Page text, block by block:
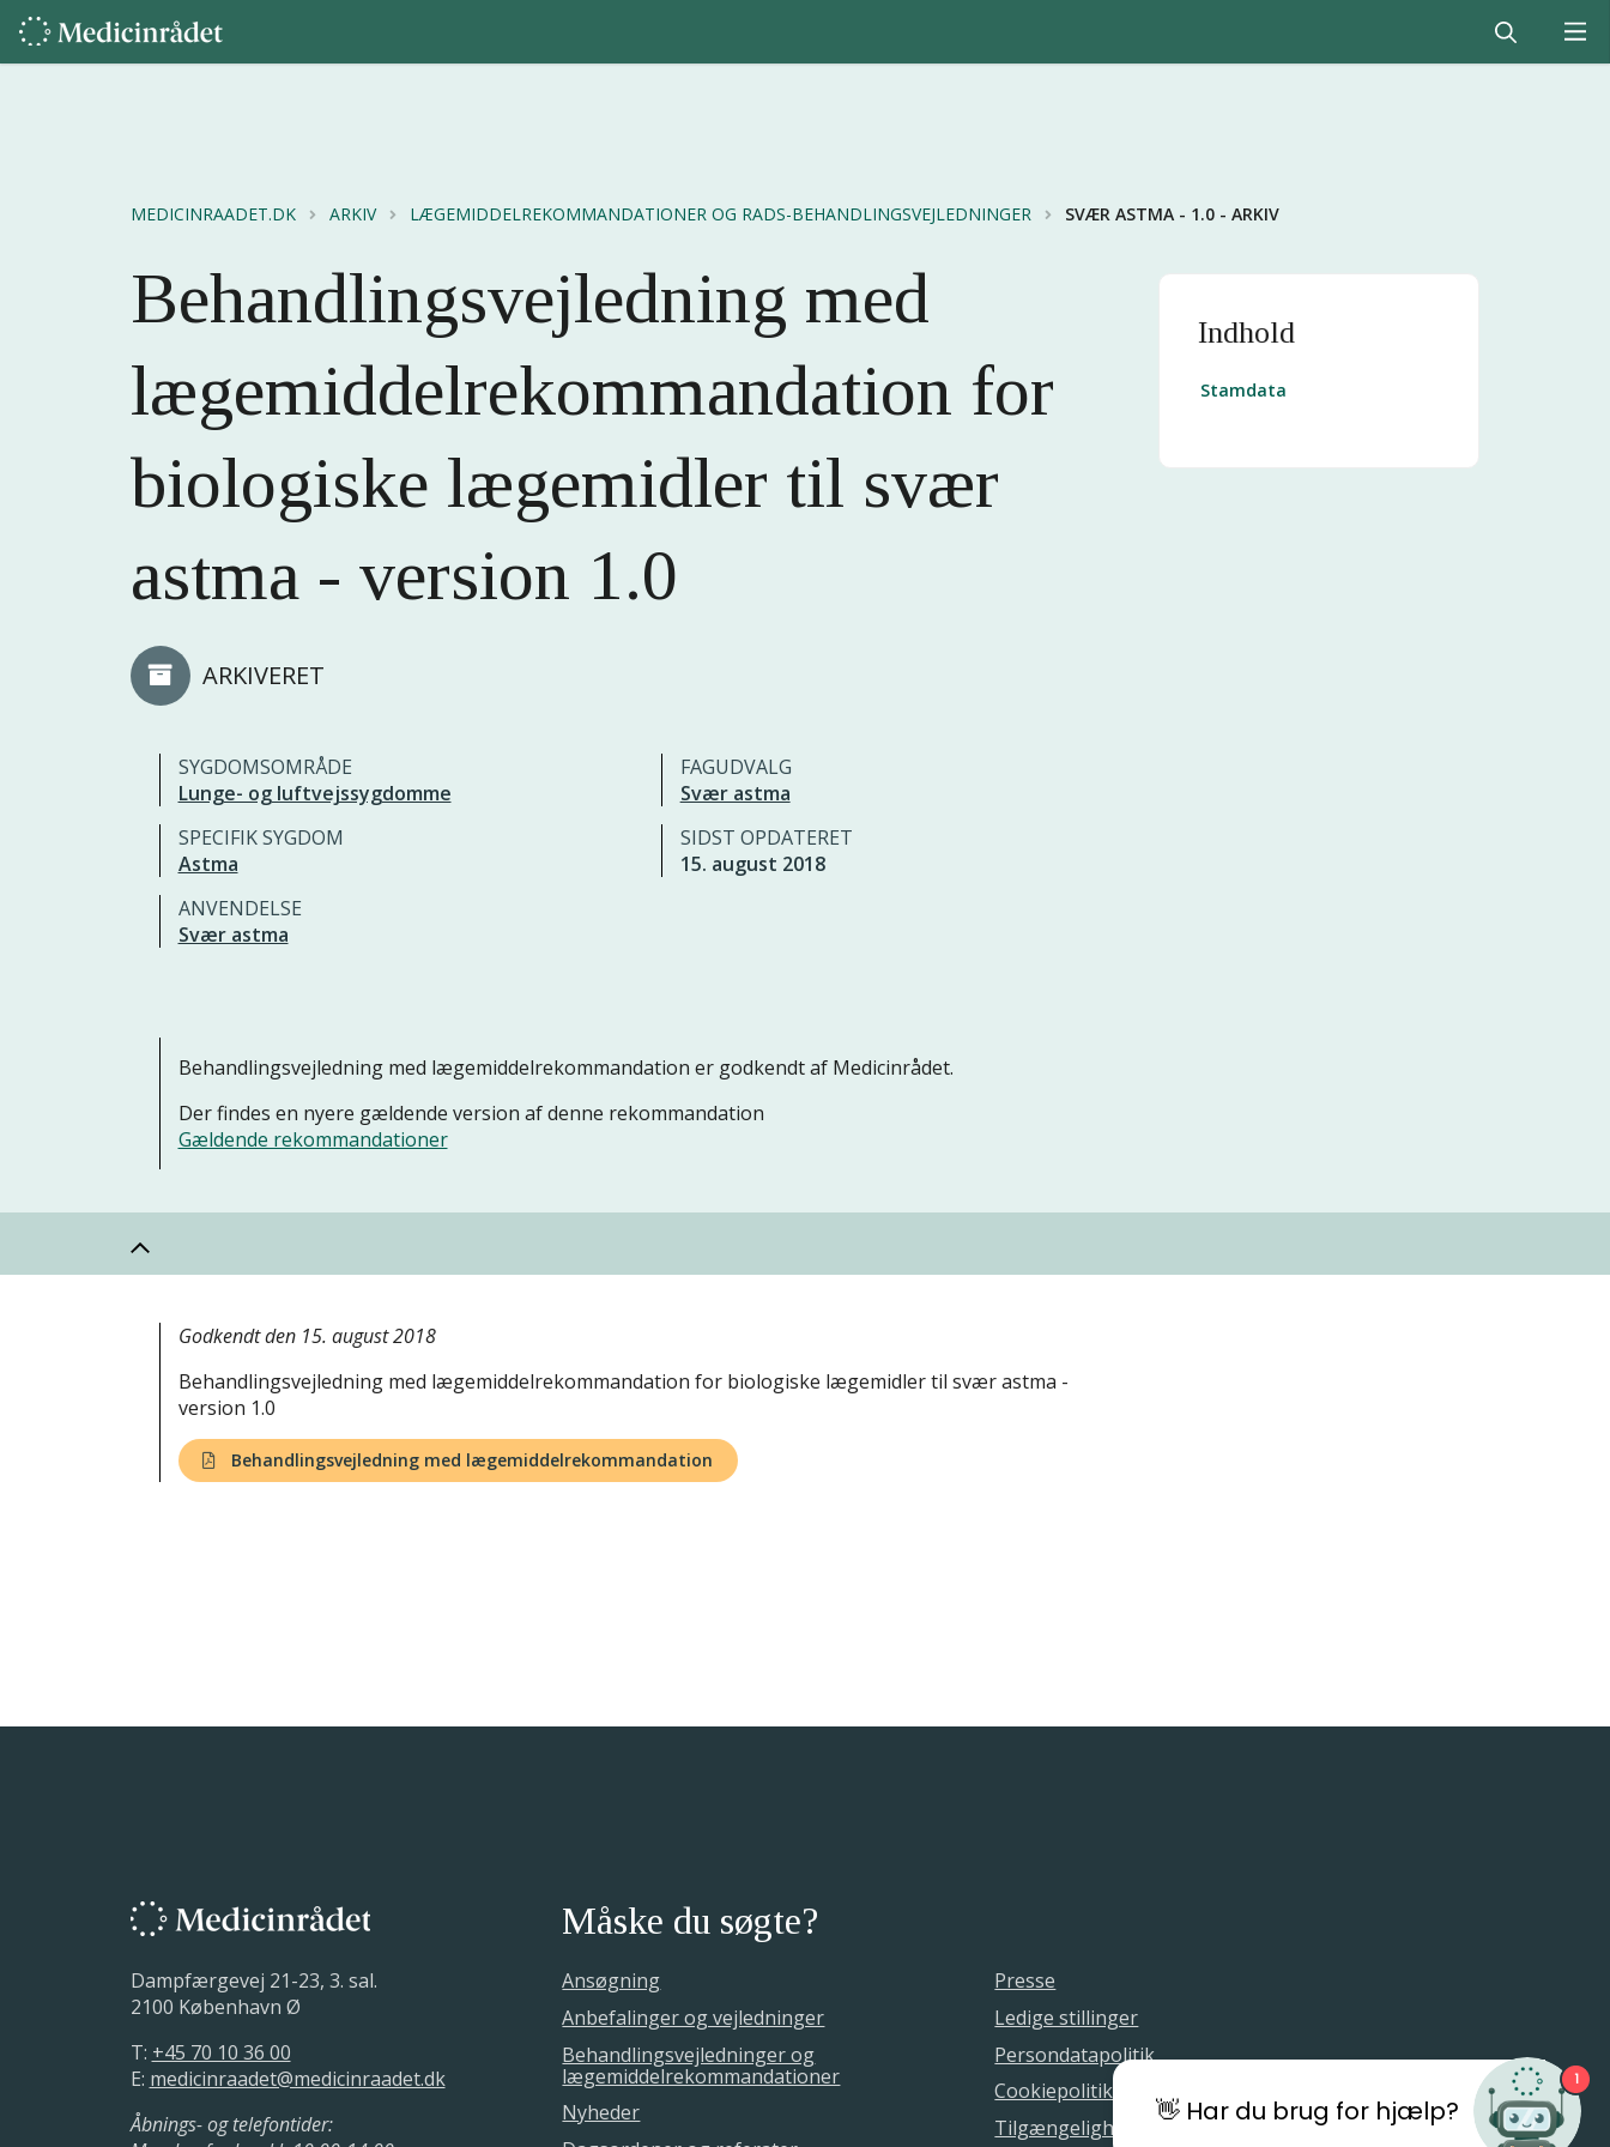
Indhold
Stamdata
MEDICINRAADET.DK ARKIV LÆGEMIDDELREKOMMANDATIONER OG RADS-BEHANDLINGSVEJLEDNINGER SVÆR ASTMA - 1.0 - ARKIV
Behandlingsvejledning med
lægemiddelrekommandation for
biologiske lægemidler til svær
astma - version 1.0
ARKIVERET
SYGDOMSOMRÅDE
Lunge- og luftvejssygdomme
FAGUDVALG
Svær astma
SPECIFIK SYGDOM
Astma
SIDST OPDATERET
15. august 2018
ANVENDELSE
Svær astma
Behandlingsvejledning med lægemiddelrekommandation er godkendt af Medicinrådet.
Der findes en nyere gældende version af denne rekommandation
Gældende rekommandationer
Godkendt den 15. august 2018
Behandlingsvejledning med lægemiddelrekommandation for biologiske lægemidler til svær astma -
version 1.0
Behandlingsvejledning med lægemiddelrekommandation
Dampfærgevej 21-23, 3. sal.
2100 København Ø
T: +45 70 10 36 00
E: medicinraadet@medicinraadet.dk
Åbnings- og telefontider:
Måske du søgte?
Ansøgning
Anbefalinger og vejledninger
Behandlingsvejledninger og
lægemiddelrekommandationer
Nyheder
Presse
Ledige stillinger
Persondatapolitik
Cookiepolitik
Tilgængelighedserklæring
👋 Har du brug for hjælp?
1